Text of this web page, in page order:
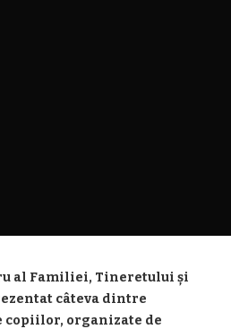
al Familiei, Tineretului și
câteva dintre
copiilor, organizate de